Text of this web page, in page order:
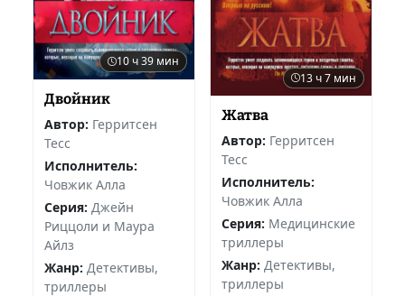
10 ч 39 мин
Двойник
Автор: Герритсен
Тесс
Исполнитель:
Човжик Алла
Серия: Джейн
Риццоли и Маура
Айлз
Жанр: Детективы,
триллеры
13 ч 7 мин
Жатва
Автор: Герритсен
Тесс
Исполнитель:
Човжик Алла
Серия: Медицинские
триллеры
Жанр: Детективы,
триллеры